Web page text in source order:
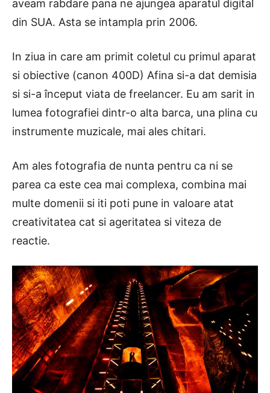
aveam rabdare pana ne ajungea aparatul digital
din SUA. Asta se intampla prin 2006.
In ziua in care am primit coletul cu primul aparat
si obiective (canon 400D) Afina si-a dat demisia
si si-a început viata de freelancer. Eu am sarit in
lumea fotografiei dintr-o alta barca, una plina cu
instrumente muzicale, mai ales chitari.
Am ales fotografia de nunta pentru ca ni se
parea ca este cea mai complexa, combina mai
multe domenii si iti poti pune in valoare atat
creativitatea cat si ageritatea si viteza de
reactie.